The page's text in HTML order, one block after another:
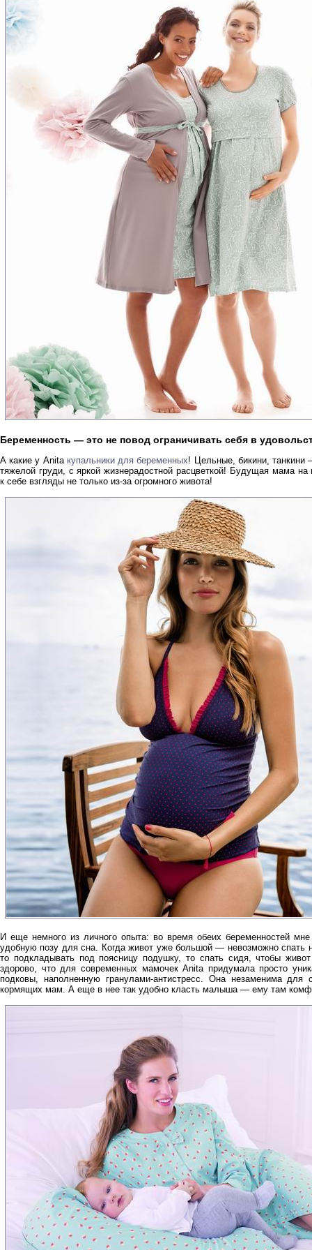
Беременность — это не повод ограничивать себя в
А какие у Anita купальники для беременных! Цельные, бикини,
тяжелой груди, с яркой жизнерадостной расцветкой! Будущая мама на
к себе взгляды не только из-за огромного живота!
И еще немного из личного опыта: во время обеих беременностей
удобную позу для сна. Когда живот уже большой — невозможно спать
то подкладывать под поясницу подушку, то спать сидя, чтобы
здорово, что для современных мамочек Anita придумала просто
подковы, наполненную гранулами-антистресс. Она незаменима
кормящих мам. А еще в нее так удобно класть малыша — ему там